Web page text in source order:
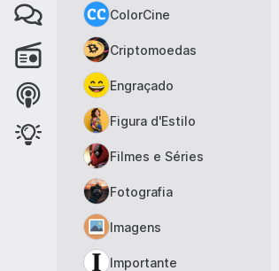
ColorCine
Criptomoedas
Engraçado
Figura d'Estilo
Filmes e Séries
Fotografia
Imagens
Importante